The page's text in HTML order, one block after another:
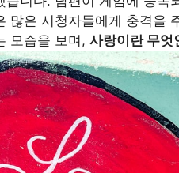
많은 시청자들에게 충격을
모습을 보며, 사랑이란 무엇